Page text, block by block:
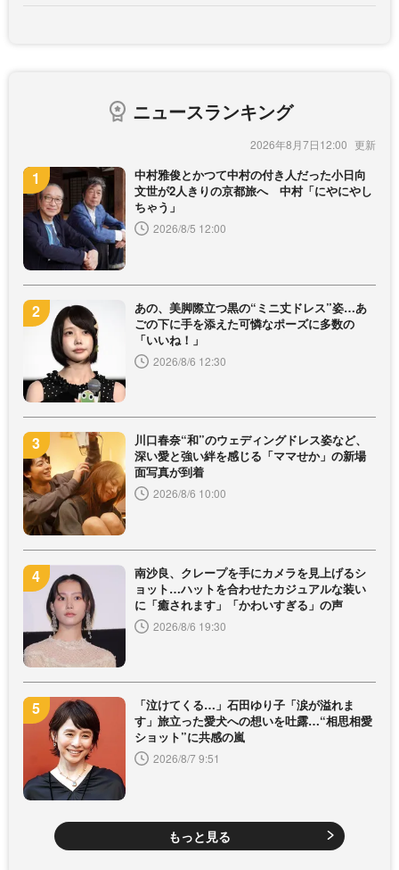
ニュースランキング
2026年8月7日12:00
中村雅俊とかつて中村の付き人だった小日向
文世が2人きりの京都旅へ 中村「にやにやし
ちゃう」
2026/8/5 12:00
あの、美脚際立つ黒の“ミニ丈ドレス”姿…あ
ごの下に手を添えた可憐なポーズに多数の
「いいね！」
2026/8/6 12:30
川口春奈“和”のウェディングドレス姿など、
深い愛と強い絆を感じる「ママせか」の新場
面写真が到着
2026/8/6 10:00
南沙良、クレープを手にカメラを見上げるシ
ョット…ハットを合わせたカジュアルな装い
に「癒されます」「かわいすぎる」の声
2026/8/6 19:30
「泣けてくる…」石田ゆり子「涙が溢れま
す」旅立った愛犬への想いを吐露…“相思相愛
ショット”に共感の嵐
2026/8/7 9:51
もっと見る